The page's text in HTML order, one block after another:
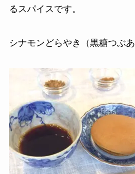
るスパイスです。
シナモンどらやき（黒糖つぶあ